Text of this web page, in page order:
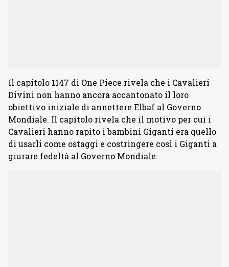
Il capitolo 1147 di One Piece rivela che i Cavalieri
Divini non hanno ancora accantonato il loro
obiettivo iniziale di annettere Elbaf al Governo
Mondiale. Il capitolo rivela che il motivo per cui i
Cavalieri hanno rapito i bambini Giganti era quello
di usarli come ostaggi e costringere così i Giganti a
giurare fedeltà al Governo Mondiale.